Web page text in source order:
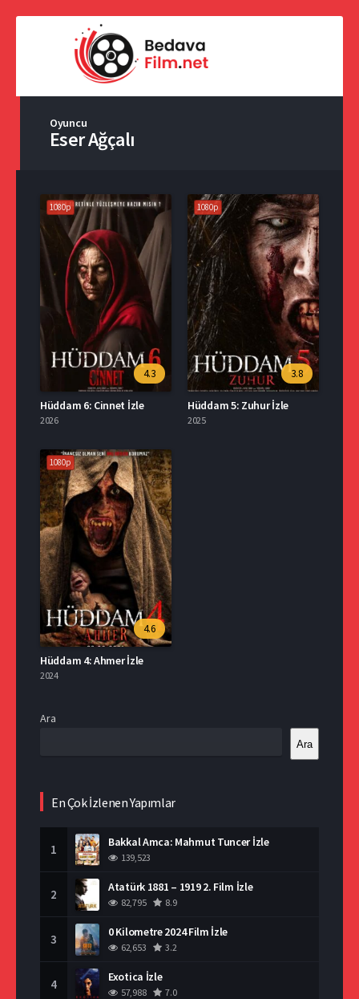
Oyuncu
Eser Ağçalı
1080p
4.3
Hüddam 6: Cinnet İzle
2026
1080p
3.8
Hüddam 5: Zuhur İzle
2025
1080p
4.6
Hüddam 4: Ahmer İzle
2024
Ara
Ara
En Çok İzlenen Yapımlar
1 Bakkal Amca: Mahmut Tuncer İzle
139,523
2 Atatürk 1881 – 1919 2. Film İzle
82,795 8.9
3 0 Kilometre 2024 Film İzle
62,653 3.2
4 Exotica İzle
57,988 7.0